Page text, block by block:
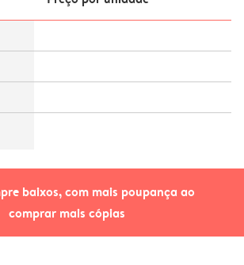
baixos, com mais poupança ao
comprar mais cópias